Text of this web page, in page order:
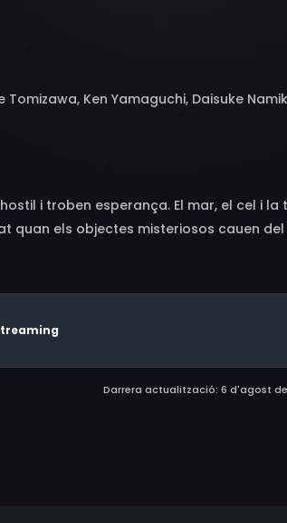
Tomizawa, Ken Yamaguchi, Daisuke
i troben esperança. El mar, el cel i la
els objectes misteriosos cauen del
Darrera actualització: 6 d'agost